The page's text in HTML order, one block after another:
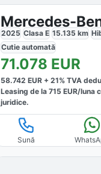
Mercedes-
2025 Clasa E 15.135 km
Cutieautomată
71.078 EUR
58.742 EUR +21% TVA
Leasing de la715 EUR/luna
juridice.
Sună